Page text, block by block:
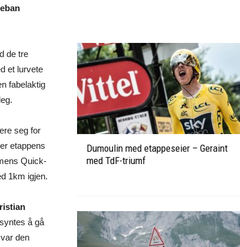
de tre
et lurvete
fabelaktig
seg for
etappens
Quick-
1km igjen.
å gå
den
Dumoulin med etappeseier – Geraint
med TdF-triumf